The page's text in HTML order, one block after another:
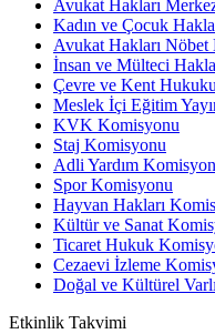
Avukat Hakları
Kadın ve Çocuk
Avukat Hakları Nöbet
İnsan ve Mülteci
Çevre ve Kent
Meslek İçi Eğitim
KVK Komisyonu
Staj Komisyonu
Adli Yardım
Spor Komisyonu
Hayvan Hakları
Kültür ve Sanat
Ticaret Hukuk
Cezaevi İzleme
Doğal ve Kültürel
Etkinlik Takvimi